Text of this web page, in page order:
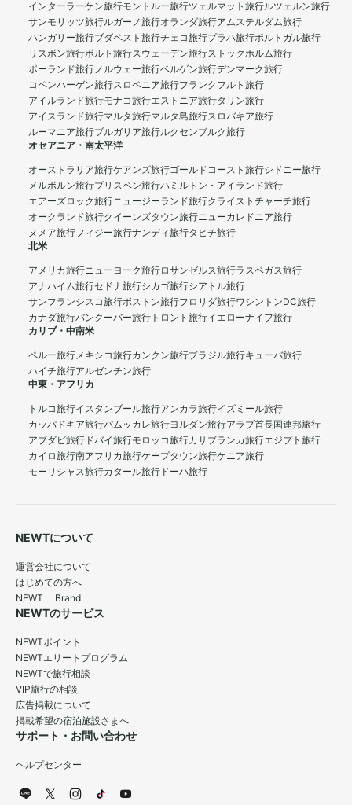
インターラーケン旅行モントルー旅行ツェルマット旅行ルツェルン旅行
サンモリッツ旅行ルガーノ旅行オランダ旅行アムステルダム旅行
ハンガリー旅行ブダペスト旅行チェコ旅行プラハ旅行ポルトガル旅行
リスボン旅行ポルト旅行スウェーデン旅行ストックホルム旅行
ポーランド旅行ノルウェー旅行ベルゲン旅行デンマーク旅行
コペンハーゲン旅行スロベニア旅行フランクフルト旅行
アイルランド旅行モナコ旅行エストニア旅行タリン旅行
アイスランド旅行マルタ旅行マルタ島旅行スロバキア旅行
ルーマニア旅行ブルガリア旅行ルクセンブルク旅行
オセアニア・南太平洋
オーストラリア旅行ケアンズ旅行ゴールドコースト旅行シドニー旅行
メルボルン旅行ブリスベン旅行ハミルトン・アイランド旅行
エアーズロック旅行ニュージーランド旅行クライストチャーチ旅行
オークランド旅行クイーンズタウン旅行ニューカレドニア旅行
ヌメア旅行フィジー旅行ナンディ旅行タヒチ旅行
北米
アメリカ旅行ニューヨーク旅行ロサンゼルス旅行ラスベガス旅行
アナハイム旅行セドナ旅行シカゴ旅行シアトル旅行
サンフランシスコ旅行ボストン旅行フロリダ旅行ワシントンDC旅行
カナダ旅行バンクーバー旅行 トロント旅行イエローナイフ旅行
カリブ・中南米
ペルー旅行メキシコ旅行カンクン旅行ブラジル旅行キューバ旅行
ハイチ旅行アルゼンチン旅行
中東・アフリカ
トルコ旅行イスタンブール旅行アンカラ旅行イズミール旅行
カッパドキア旅行パムッカレ旅行ヨルダン旅行アラブ首長国連邦旅行
アブダビ旅行 ドバイ旅行モロッコ旅行カサブランカ旅行エジプト旅行
カイロ旅行南アフリカ旅行ケープタウン旅行ケニア旅行
モーリシャス旅行カタール旅行 ドーハ旅行
NEWTについて
運営会社について
はじめての方へ
NEWT Brand
NEWTのサービス
NEWTポイント
NEWTエリートプログラム
NEWTで旅行相談
VIP旅行の相談
広告掲載について
掲載希望の宿泊施設さまへ
サポート・お問い合わせ
ヘルプセンター